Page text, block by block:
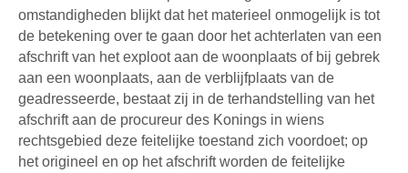
omstandigheden blijkt dat het materieel onmogelijk is tot
de betekening over te gaan door het achterlaten van een
afschrift van het exploot aan de woonplaats of bij gebrek
aan een woonplaats, aan de verblijfplaats van de
geadresseerde, bestaat zij in de terhandstelling van het
afschrift aan de procureur des Konings in wiens
rechtsgebied deze feitelijke toestand zich voordoet; op
het origineel en op het afschrift worden de feitelijke